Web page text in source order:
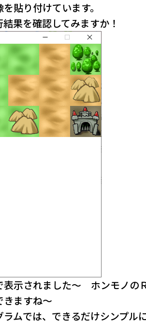
貼り付けています。
果を確認してみますか！
表示されました～ ホンモノの
きますね～
ムでは、できるだけシンプル